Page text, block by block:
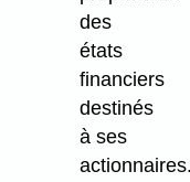
des
états
financiers
destinés
à ses